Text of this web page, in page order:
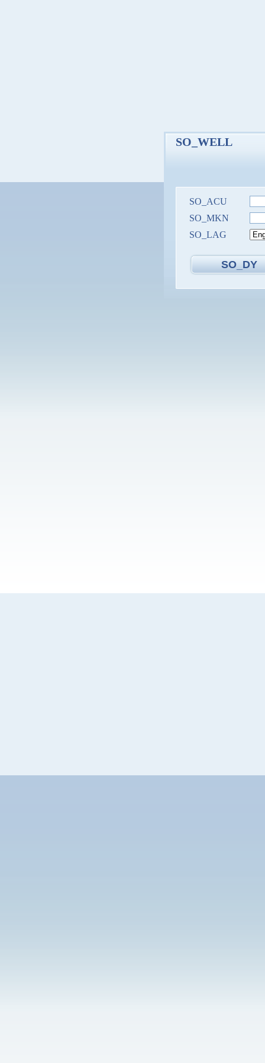
SO_WELL
SO_ACU
SO_MKN
SO_LAG